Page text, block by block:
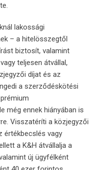
lakossági
– a hitelösszegtől
biztosít, valamint
teljesen átvállal,
díjat és az
a szerződéskötési
még ennek hiányában is
Visszatéríti a közjegyzői
értékbecslés vagy
a K&H átvállalja a
új ügyfélként